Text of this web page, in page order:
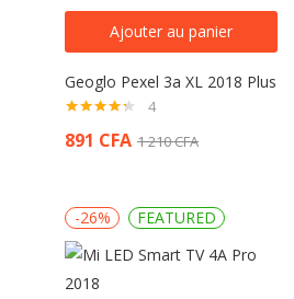
Ajouter au panier
Geoglo Pexel 3a XL 2018 Plus
sur 5
4
891 CFA 1 210CFA
-26% FEATURED